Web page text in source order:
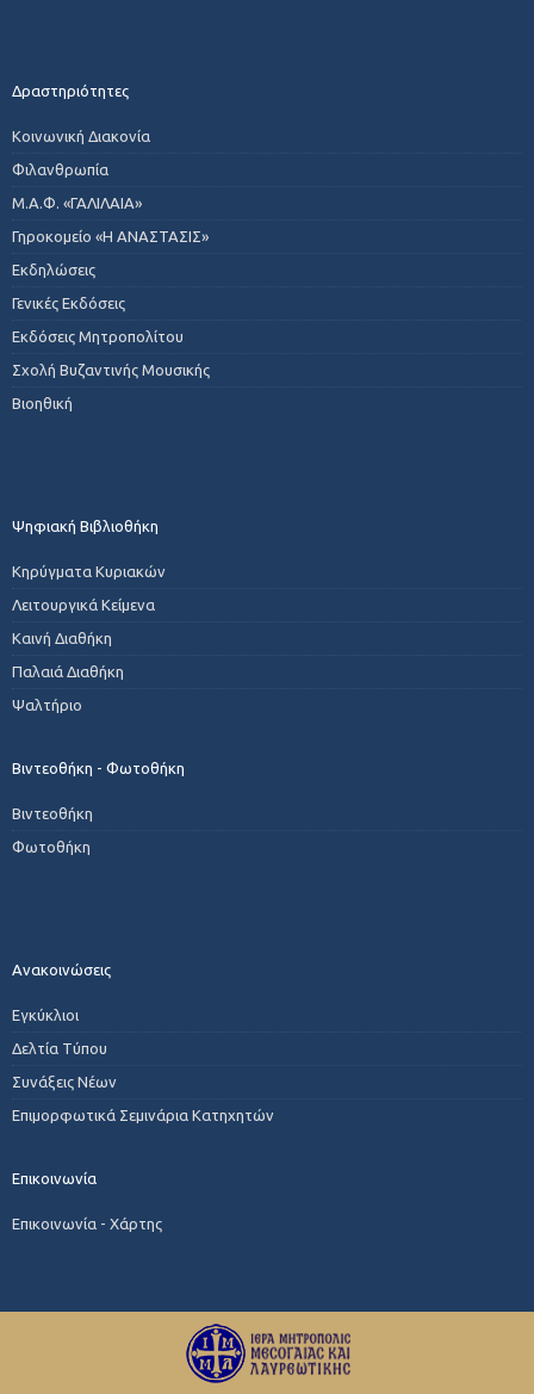
Δραστηριότητες
Κοινωνική Διακονία
Φιλανθρωπία
Μ.Α.Φ. «ΓΑΛΙΛΑΙΑ»
Γηροκομείο «Η ΑΝΑΣΤΑΣΙΣ»
Εκδηλώσεις
Γενικές Εκδόσεις
Εκδόσεις Μητροπολίτου
Σχολή Βυζαντινής Μουσικής
Βιοηθική
Ψηφιακή Βιβλιοθήκη
Κηρύγματα Κυριακών
Λειτουργικά Κείμενα
Καινή Διαθήκη
Παλαιά Διαθήκη
Ψαλτήριο
Βιντεοθήκη - Φωτοθήκη
Βιντεοθήκη
Φωτοθήκη
Ανακοινώσεις
Εγκύκλιοι
Δελτία Τύπου
Συνάξεις Νέων
Επιμορφωτικά Σεμινάρια Κατηχητών
Επικοινωνία
Επικοινωνία - Χάρτης